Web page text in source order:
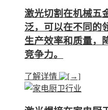
激光切割在机械五
泛，可以在不同的
生产效率和质量，
竞争力。
了解详情